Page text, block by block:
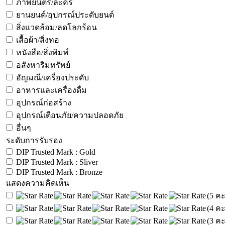
ภาพยนตร์/ละคร
ยานยนต์/อุปกรณ์ประดับยนต์
สิ่งแวดล้อม/ลดโลกร้อน
เสื้อผ้า/สิ่งทอ
หนังสือ/สิ่งพิมพ์
อสังหาริมทรัพย์
อัญมณี/เครื่องประดับ
อาหารและเครื่องดื่ม
อุปกรณ์ก่อสร้าง
อุปกรณ์เตือนภัย/ความปลอดภัย
อื่นๆ
ระดับการรับรอง
DIP Trusted Mark : Gold
DIP Trusted Mark : Sliver
DIP Trusted Mark : Bronze
แสดงความคิดเห็น
(5 ค
(4 ค
(3 ค